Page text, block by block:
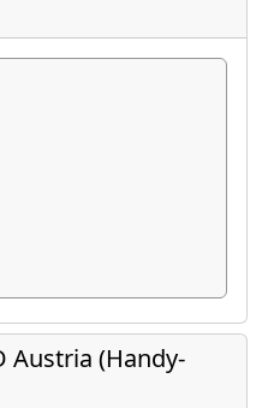
Austria (Handy-